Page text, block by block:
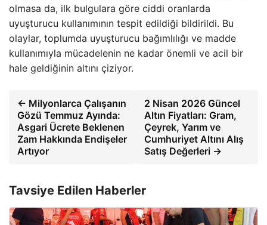
olmasa da, ilk bulgulara göre ciddi oranlarda
uyuşturucu kullanımının tespit edildiği bildirildi. Bu
olaylar, toplumda uyuşturucu bağımlılığı ve madde
kullanımıyla mücadelenin ne kadar önemli ve acil bir
hale geldiğinin altını çiziyor.
← Milyonlarca Çalışanın
Gözü Temmuz Ayında:
Asgari Ücrete Beklenen
Zam Hakkında Endişeler
Artıyor
2 Nisan 2026 Güncel
Altın Fiyatları: Gram,
Çeyrek, Yarım ve
Cumhuriyet Altını Alış
Satış Değerleri →
Tavsiye Edilen Haberler